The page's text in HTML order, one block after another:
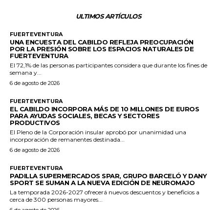
ULTIMOS ARTÍCULOS
FUERTEVENTURA
UNA ENCUESTA DEL CABILDO REFLEJA PREOCUPACIÓN
POR LA PRESIÓN SOBRE LOS ESPACIOS NATURALES DE
FUERTEVENTURA
El 72,1% de las personas participantes considera que durante los fines de
semana y...
6 de agosto de 2026
FUERTEVENTURA
EL CABILDO INCORPORA MÁS DE 10 MILLONES DE EUROS
PARA AYUDAS SOCIALES, BECAS Y SECTORES
PRODUCTIVOS
El Pleno de la Corporación insular aprobó por unanimidad una
incorporación de remanentes destinada...
6 de agosto de 2026
FUERTEVENTURA
PADILLA SUPERMERCADOS SPAR, GRUPO BARCELÓ Y DANY
SPORT SE SUMAN A LA NUEVA EDICIÓN DE NEUROMAJO
La temporada 2026-2027 ofrecerá nuevos descuentos y beneficios a
cerca de 300 personas mayores...